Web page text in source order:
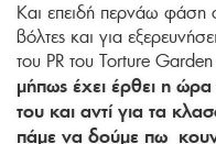
Και επειδή περνάω φάση
βόλτες και για
του PR του Torture
μήπως έχει έρθει η ώρα
του και αντί για τα
πάμε να δούμε πω